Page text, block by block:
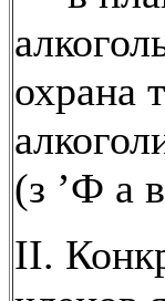
охрана
(з ’Ф а
II.